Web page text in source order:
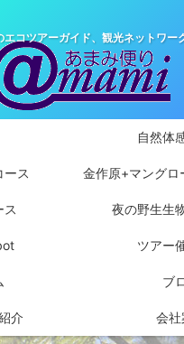
エコツアーガイド、観光ネットワー
自然体
ース 金作原+マングロ
ス 夜の野生生
ツアー
ブ
介 会社